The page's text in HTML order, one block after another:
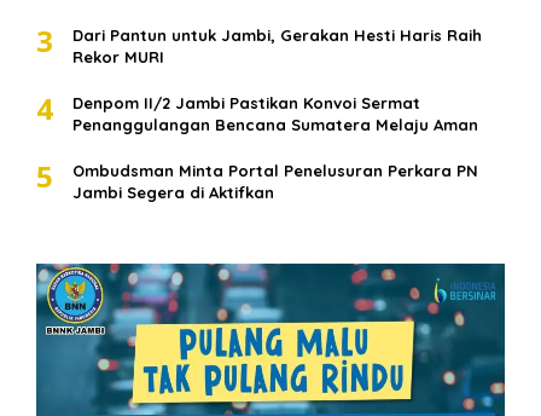
3
Dari Pantun untuk Jambi, Gerakan Hesti Haris Raih
Rekor MURI
4
Denpom II/2 Jambi Pastikan Konvoi Sermat
Penanggulangan Bencana Sumatera Melaju Aman
5
Ombudsman Minta Portal Penelusuran Perkara PN
Jambi Segera di Aktifkan